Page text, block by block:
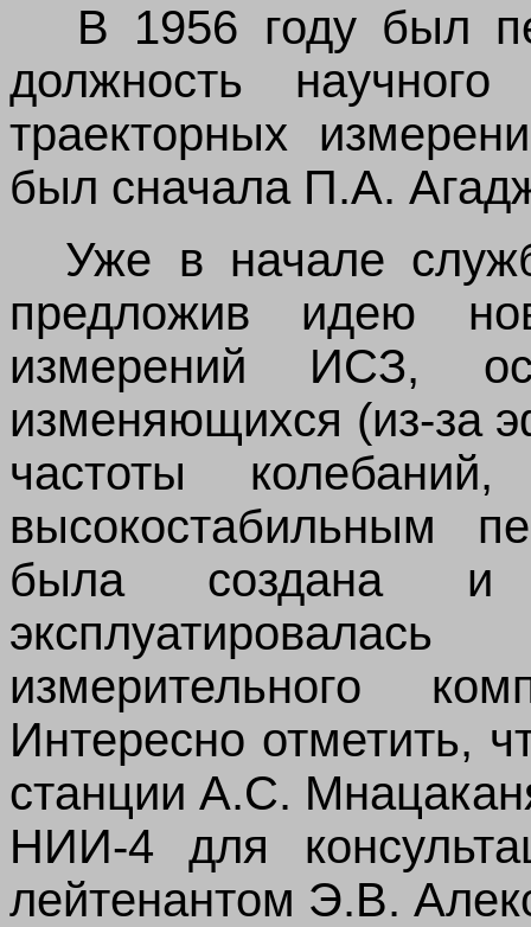
В 1956 году был
должность
траекторных
был сначала П.А.
Уже в начале
предложив идею
измерений ИСЗ,
изменяющихся (из-за
частоты
высокостабильным
была создана
измерительного
Интересно отметить,
станции А.С.
НИИ-4 для
лейтенантом Э.В.